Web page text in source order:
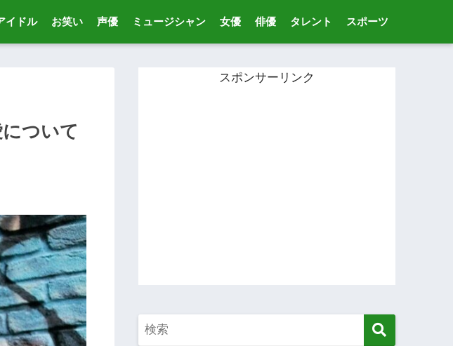
イドル お笑い 声優 ミュージシャン 女優 俳優 タレント スポーツ
ついて
スポンサーリンク